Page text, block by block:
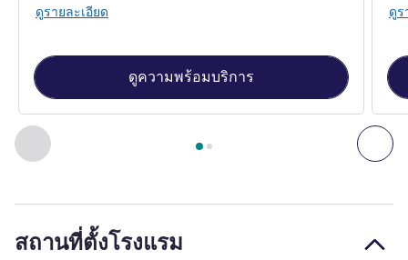
ก่อนหน้า - ห้องพัก ถั
หน้า1 , ห้องพัก 1 : Standard Room with twin beds , ห้อ
ดูรายละเอียด
ดูความพร้อมบริการ
ดูร
สถานที่ตั้งโรงแรม